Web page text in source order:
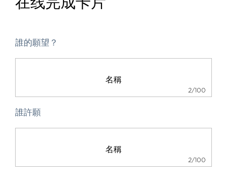
在线完成卡片
誰的願望？
2/100
誰許願
2/100